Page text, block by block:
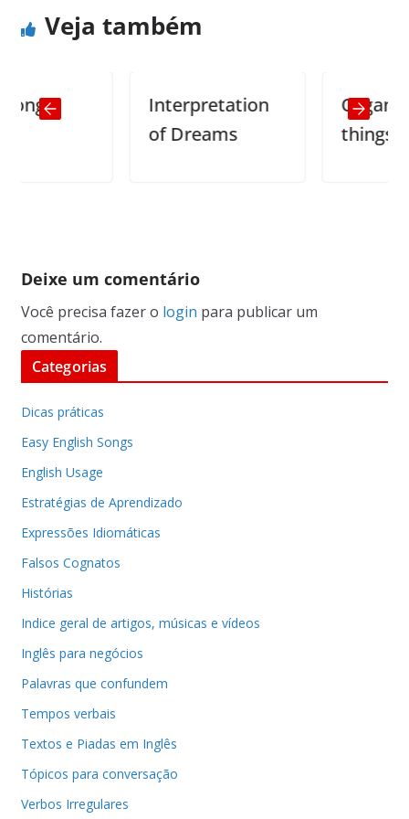
Veja também
Interpretation
of Dreams
Organizing
things
Deixe um comentário
Você precisa fazer o login para publicar um
comentário.
Categorias
Dicas práticas
Easy English Songs
English Usage
Estratégias de Aprendizado
Expressões Idiomáticas
Falsos Cognatos
Histórias
Indice geral de artigos, músicas e vídeos
Inglês para negócios
Palavras que confundem
Tempos verbais
Textos e Piadas em Inglês
Tópicos para conversação
Verbos Irregulares